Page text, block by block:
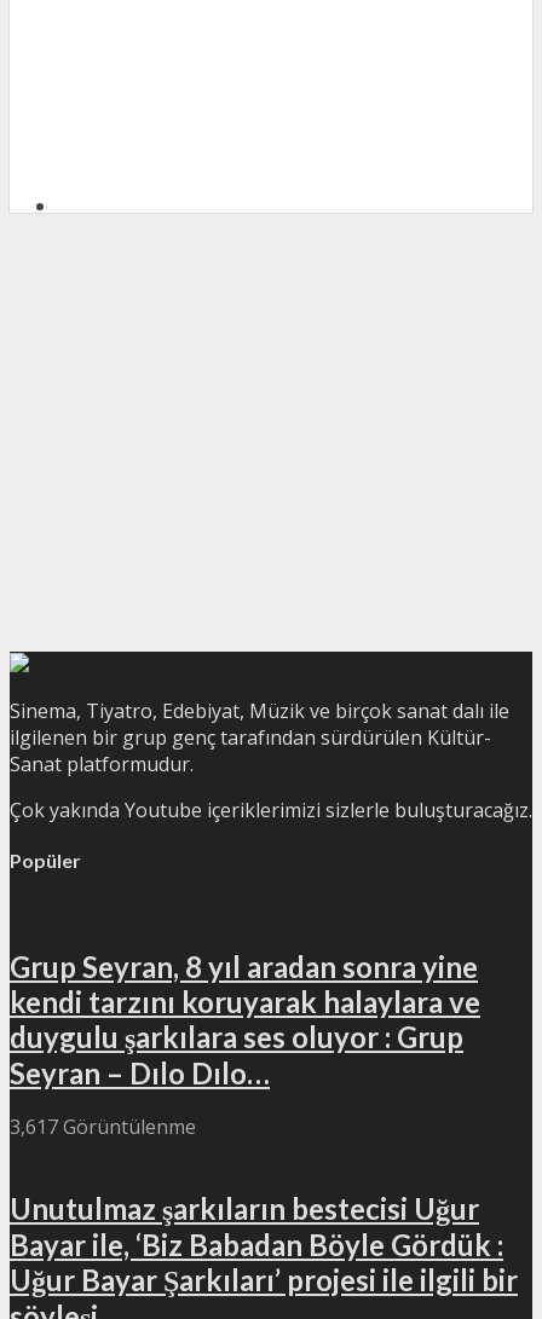
Sinema, Tiyatro, Edebiyat, Müzik ve birçok sanat dalı ile
ilgilenen bir grup genç tarafından sürdürülen Kültür-
Sanat platformudur.
Çok yakında Youtube içeriklerimizi sizlerle buluşturacağız.
Popüler
Grup Seyran, 8 yıl aradan sonra yine
kendi tarzını koruyarak halaylara ve
duygulu şarkılara ses oluyor : Grup
Seyran – Dılo Dılo…
3,617 Görüntülenme
Unutulmaz şarkıların bestecisi Uğur
Bayar ile, ‘Biz Babadan Böyle Gördük :
Uğur Bayar Şarkıları’ projesi ile ilgili bir